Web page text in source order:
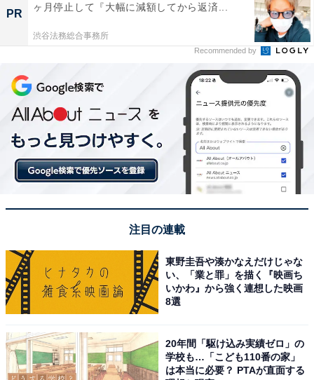
PR
ヶ月停止して『大幅に減額してから返済...
渋谷法務総合事務所
Recommended by
注目の連載
東野圭吾や湊かなえだけじゃな
い、「業と罪」を描く『映画ち
いかわ』から強く連想した映画
8選
20年間「駆け込み実績ゼロ」の
学校も…「こども110番の家」
は本当に必要？ PTAが直面する